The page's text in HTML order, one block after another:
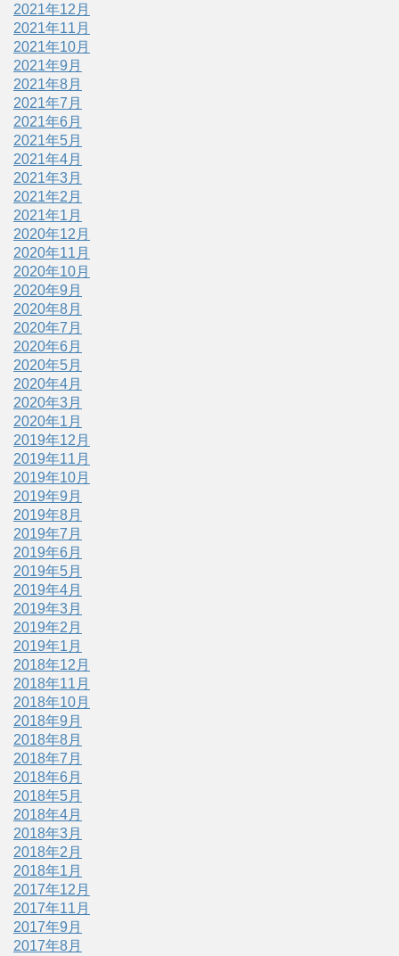
2021年12月
2021年11月
2021年10月
2021年9月
2021年8月
2021年7月
2021年6月
2021年5月
2021年4月
2021年3月
2021年2月
2021年1月
2020年12月
2020年11月
2020年10月
2020年9月
2020年8月
2020年7月
2020年6月
2020年5月
2020年4月
2020年3月
2020年1月
2019年12月
2019年11月
2019年10月
2019年9月
2019年8月
2019年7月
2019年6月
2019年5月
2019年4月
2019年3月
2019年2月
2019年1月
2018年12月
2018年11月
2018年10月
2018年9月
2018年8月
2018年7月
2018年6月
2018年5月
2018年4月
2018年3月
2018年2月
2018年1月
2017年12月
2017年11月
2017年9月
2017年8月